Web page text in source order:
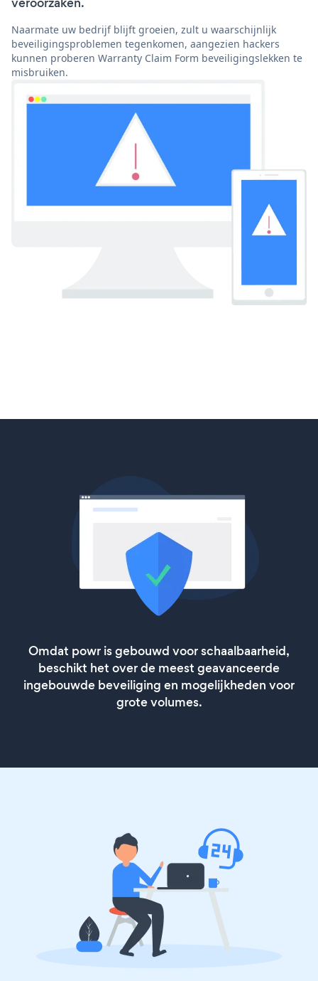
Naarmate uw bedrijf blijft groeien, zult u waarschijnlijk
beveiligingsproblemen tegenkomen, aangezien hackers
kunnen proberen Warranty Claim Form beveiligingslekken te
misbruiken.
Omdat powr is gebouwd voor schaalbaarheid,
beschikt het over de meest geavanceerde
ingebouwde beveiliging en mogelijkheden voor
grote volumes.